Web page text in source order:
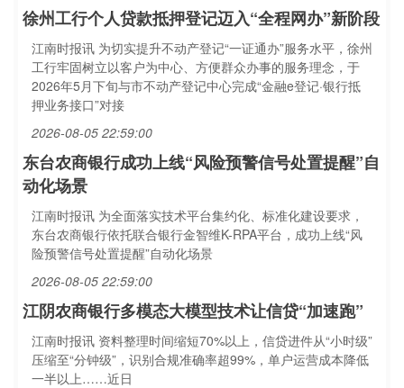
徐州工行个人贷款抵押登记迈入“全程网办”新阶段
江南时报讯 为切实提升不动产登记“一证通办”服务水平，徐州
工行牢固树立以客户为中心、方便群众办事的服务理念，于
2026年5月下旬与市不动产登记中心完成“金融e登记·银行抵
押业务接口”对接
2026-08-05 22:59:00
东台农商银行成功上线“风险预警信号处置提醒”自
动化场景
江南时报讯 为全面落实技术平台集约化、标准化建设要求，
东台农商银行依托联合银行金智维K-RPA平台，成功上线“风
险预警信号处置提醒”自动化场景
2026-08-05 22:59:00
江阴农商银行多模态大模型技术让信贷“加速跑”
江南时报讯 资料整理时间缩短70%以上，信贷进件从“小时级”
压缩至“分钟级”，识别合规准确率超99%，单户运营成本降低
一半以上……近日